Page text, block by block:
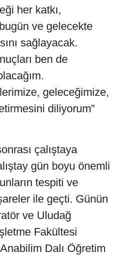
her katkı,
ve gelecekte
sağlayacak.
ben de
geleceğimize,
diliyorum”
çalıştaya
gün boyu önemli
tespiti ve
ile geçti. Günün
ve Uludağ
Fakültesi
Dalı Öğretim